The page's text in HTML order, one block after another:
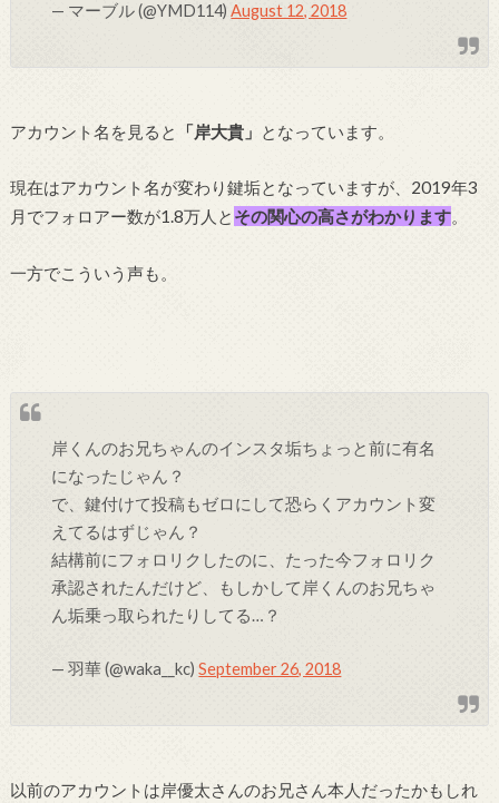
— マーブル (@YMD114)August 12, 2018
アカウント名を見ると 「岸大貴」 となっています。
現在はアカウント名が変わり鍵垢となっていますが、2019年3
月でフォロアー数が1.8万人と その関心の高さがわかります。
一方でこういう声も。
岸くんのお兄ちゃんのインスタ垢ちょっと前に有名
になったじゃん？
で、鍵付けて投稿もゼロにして恐らくアカウント変
えてるはずじゃん？
結構前にフォロリクしたのに、たった今フォロリク
承認されたんだけど、もしかして岸くんのお兄ちゃ
ん垢乗っ取られたりしてる…？
— 羽華 (@waka__kc)September 26, 2018
以前のアカウントは岸優太さんのお兄さん本人だったかもしれ